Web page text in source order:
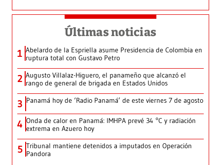
Últimas noticias
1 Abelardo de la Espriella asume Presidencia de Colombia en
ruptura total con Gustavo Petro
2 Augusto Villalaz-Higuero, el panameño que alcanzó el
rango de general de brigada en Estados Unidos
3 Panamá hoy de ‘Radio Panamá’ de este viernes 7 de agosto
4 Onda de calor en Panamá: IMHPA prevé 34 °C y radiación
extrema en Azuero hoy
5 Tribunal mantiene detenidos a imputados en Operación
Pandora